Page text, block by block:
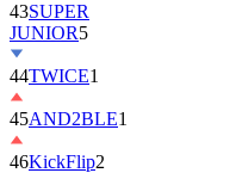
43SUPER
JUNIOR5
44TWICE1
45AND2BLE1
46KickFlip2